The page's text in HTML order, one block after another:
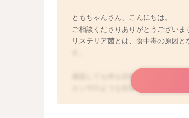
ともちゃんさん、こんにちは。
ご相談くださりありがとうございま
リステリア菌とは、食中毒の原因
感染しても何も症状が起こらない
エンザのような症状を起こし、時